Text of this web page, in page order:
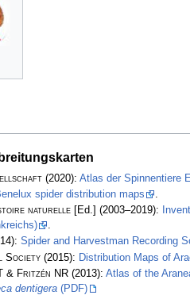
(2020): Atlas der Spinnentiere
spider distribution maps
.
naturelle[Ed.] (2003–2019):
.
Spider and Harvestman Recording
Society(2015): Distribution Maps of
& Fritzén NR(2013): Atlas of the
dentigera(PDF)